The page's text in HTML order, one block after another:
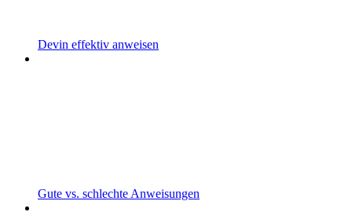
Devin effektiv anweisen
Gute vs. schlechte Anweisungen